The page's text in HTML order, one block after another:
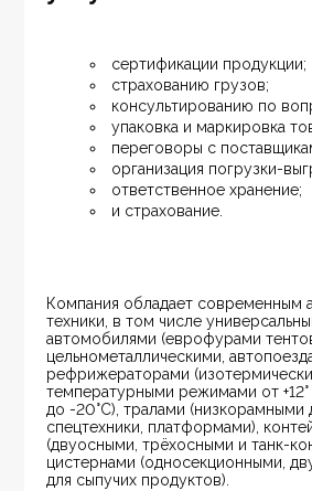
сертификации продукции;
страхованию грузов;
консультированию по
упаковка и маркировка
переговоры с
организация погрузки-
ответственное хранение;
и страхование.
Компания обладает современным
техники, в том числе
автомобилями (еврофурами
цельнометаллическими,
рефрижераторами
температурными режимами от +12°
до -20°C), тралами (низкорамными
спецтехники, платформами),
(двуосными, трёхосными и танк-
цистернами (односекционными,
для сыпучих продуктов).